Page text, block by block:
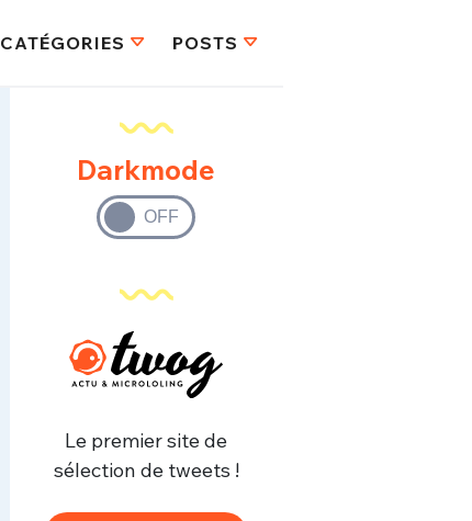
CATÉGORIES POSTS
Darkmode
Le premier site de
sélection de tweets !